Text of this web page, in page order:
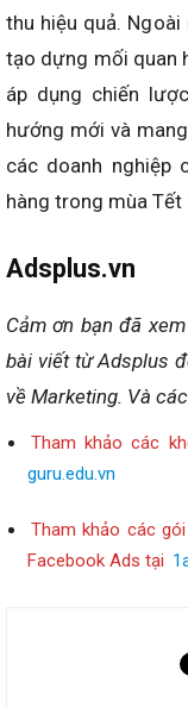
thu hiệu quả.
tạo dựng mối quan
áp dụng chiến
hướng mới và
các doanh nghiệp
hàng trong mùa Tết
Adsplus.vn
Cảm ơn bạn đã
bài viết từ Adsplus
về Marketing. Và
Tham khảo các
guru.edu.vn
Tham khảo các
Facebook Ads tại